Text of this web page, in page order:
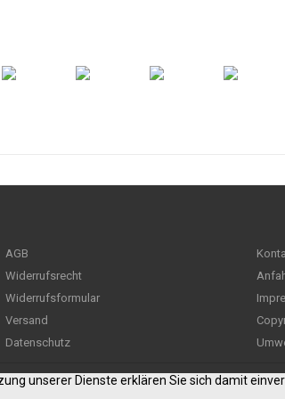
AGB
Widerrufsrecht
Widerrufsformular
Versand
Datenschutz
unserer Dienste erklären Sie sich damit